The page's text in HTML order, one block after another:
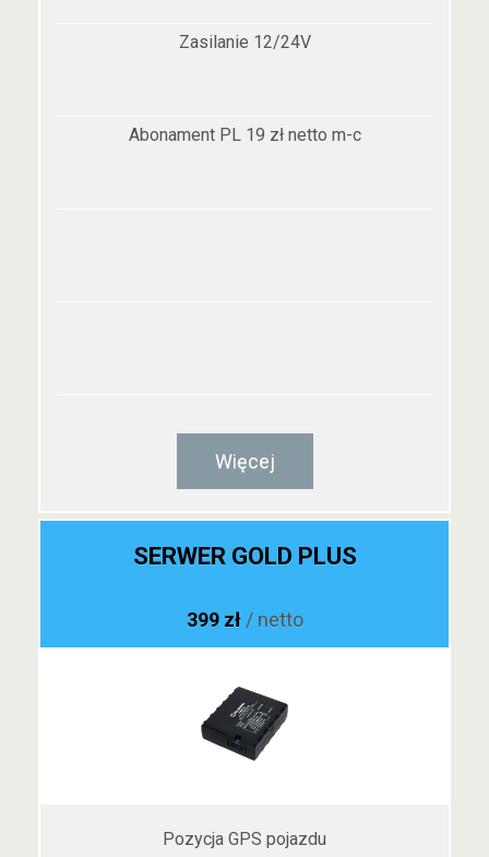
Zasilanie 12/24V
Abonament PL 19 zł netto m-c
Więcej
SERWER GOLD PLUS
399 zł / netto
Pozycja GPS pojazdu